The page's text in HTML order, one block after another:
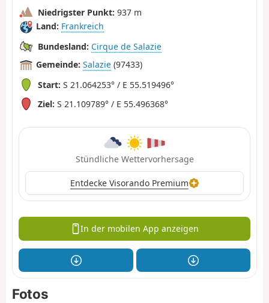
Niedrigster Punkt: 937 m
Land: Frankreich
Bundesland: Cirque de Salazie
Gemeinde: Salazie (97433)
Start: S 21.064253° / E 55.519496°
Ziel: S 21.109789° / E 55.496368°
Stündliche Wettervorhersage
Entdecke Visorando Premium
In der mobilen App anzeigen
Fotos